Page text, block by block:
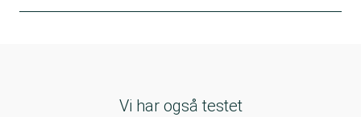
Vi har også testet